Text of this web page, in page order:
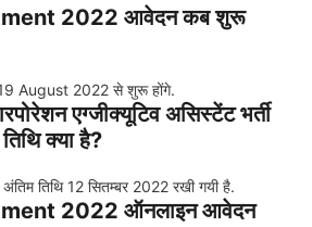
2022 आवेदन कब शुरू
August 2022 से शुरू होंगे.
एग्जीक्यूटिव असिस्टेंट भर्ती
क्या है?
तिथि 12 सितम्बर 2022 रखी गयी है.
2022 ऑनलाइन आवेदन